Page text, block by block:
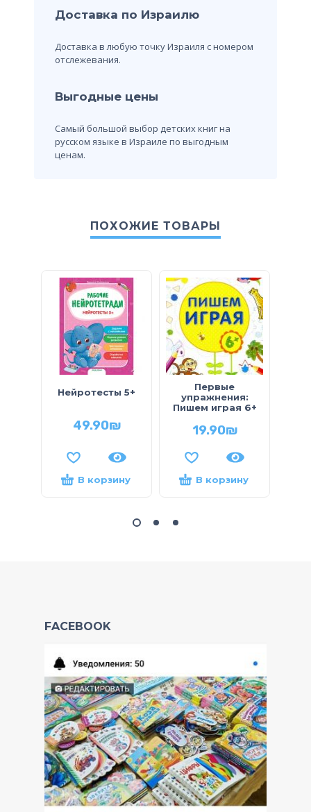
Доставка по Израилю
Доставка в любую точку Израиля с номером
отслежевания.
Выгодные цены
Самый большой выбор детских книг на
русском языке в Израиле по выгодным
ценам.
ПОХОЖИЕ ТОВАРЫ
Нейротесты 5+
49.90₪
В корзину
Первые
упражнения:
Пишем играя 6+
19.90₪
В корзину
FACEBOOK